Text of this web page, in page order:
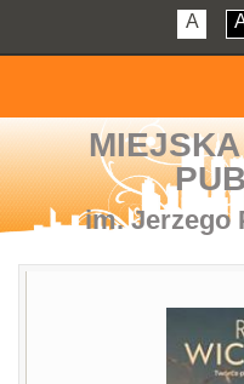
A
im. Jerzego